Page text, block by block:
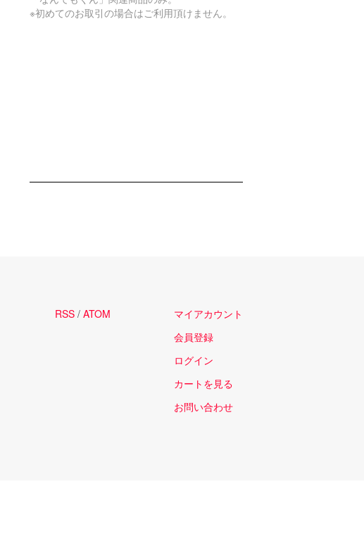
※初めてのお取引の場合はご利用頂けません。
RSS / ATOM
マイアカウント
会員登録
ログイン
カートを見る
お問い合わせ